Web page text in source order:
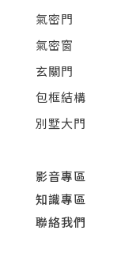
氣密門
氣密窗
玄關門
包框結構
別墅大門
影音專區
知識專區
聯絡我們